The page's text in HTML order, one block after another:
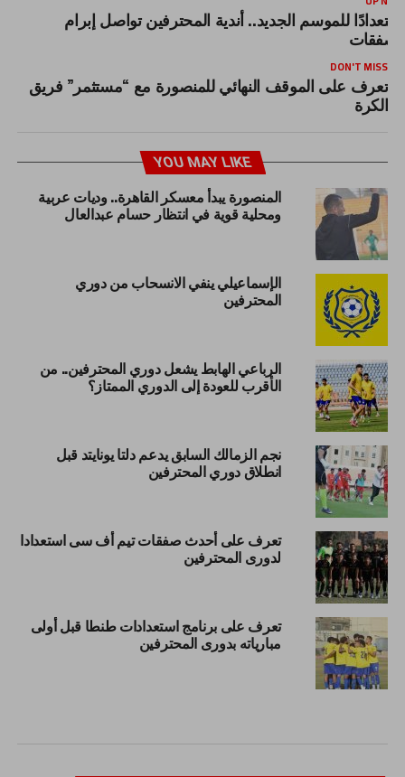
للموسم الجديد.. أندية المحترفين تواصل إبرام
DON'T MISS
تعرف على الموقف النهائي للمنصورة مع “مستثمر” فريق
الكرة
YOU MAY LIKE
المنصورة يبدأ معسكر القاهرة.. وديات عربية
ومحلية قوية في انتظار حسام عبدالعال
الإسماعيلي ينفي الانسحاب من دوري
المحترفين
الرباعي الهابط يشعل دوري المحترفين.. من
الأقرب للعودة إلى الدوري الممتاز؟
نجم الزمالك السابق يدعم دلتا يونايتد قبل
انطلاق دوري المحترفين
تعرف على أحدث صفقات تيم أف سى استعدادا
لدورى المحترفين
تعرف على برنامج استعدادات طنطا قبل أولى
مبارياته بدورى المحترفين